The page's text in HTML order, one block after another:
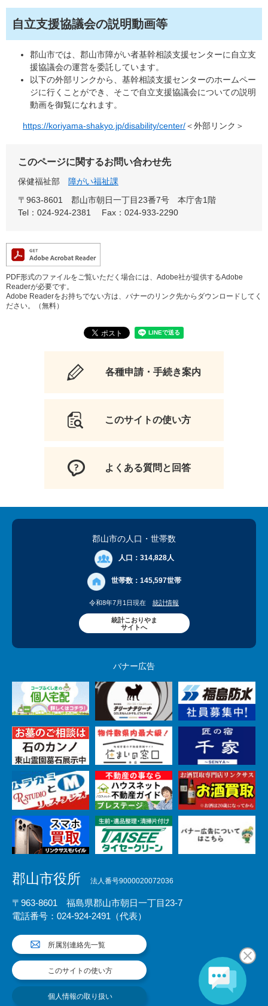
自立支援協議会の説明動画等
郡山市では、郡山市障がい者基幹相談支援センターに自立支
援協議会の運営を委託しています。
以下の外部リンクから、基幹相談支援センターのホームペー
ジに行くことができ、そこで自立支援協議会についての説明
動画を御覧になれます。
https://koriyama-shakyo.jp/disability/center/＜外部リンク＞
このページに関するお問い合わせ先
保健福祉部
障がい福祉課
〒963-8601
郡山市朝日一丁目23番7号 本庁舎1階
Tel：024-924-2381
Fax：024-933-2290
PDF形式のファイルをご覧いただく場合には、Adobe社が提供するAdobe
Readerが必要です。
Adobe Readerをお持ちでない方は、バナーのリンク先からダウンロードしてく
ださい。（無料）
各種申請・手続き案内
このサイトの使い方
よくある質問と回答
郡山市の人口 ・世帯数
人口： 314,828人
世帯数： 145,597世帯
令和8年7月1日現在 統計情報
統計こおりやま
サイトへ
バナー広告
郡山市役所 法人番号9000020072036
〒963-8601 福島県郡山市朝日一丁目23-7
電話番号：024-924-2491（代表）
所属別連絡先一覧
このサイトの使い方
個人情報の取り扱い